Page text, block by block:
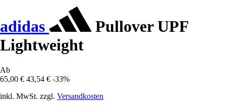
adidas
Pullover UPF
Lightweight
Ab
65,00 € 43,54 € -33%
inkl. MwSt. zzgl. Versandkosten